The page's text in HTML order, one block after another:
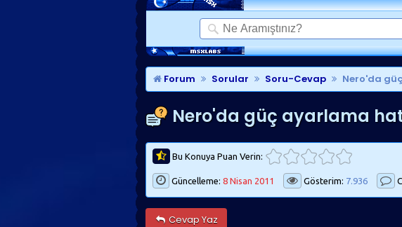
Forum Sorular Soru-Cevap Nero'da
Nero'da güç ayarlama
Bu Konuya Puan Verin:
Güncelleme: 8 Nisan 2011 Gösterim: 7.936
Cevap Yaz